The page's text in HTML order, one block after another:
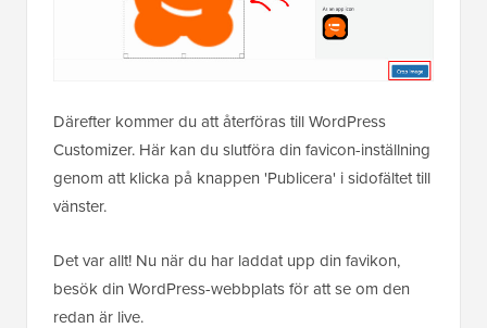
Därefter kommer du att återföras till WordPress
Customizer. Här kan du slutföra din favicon-inställning
genom att klicka på knappen 'Publicera' i sidofältet till
vänster.
Det var allt! Nu när du har laddat upp din favikon,
besök din WordPress-webbplats för att se om den
redan är live.